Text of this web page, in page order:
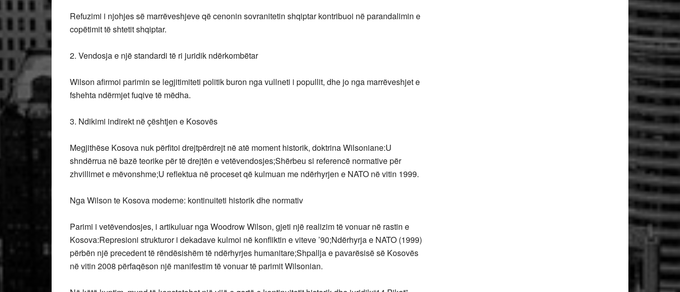
Refuzimi i njohjes së marrëveshjeve që cenonin sovranitetin shqiptar kontribuoi në parandalimin e
copëtimit të shtetit shqiptar.
2. Vendosja e një standardi të ri juridik ndërkombëtar
Wilson afirmoi parimin se legjitimiteti politik buron nga vullneti i popullit, dhe jo nga marrëveshjet e
fshehta ndërmjet fuqive të mëdha.
3. Ndikimi indirekt në çështjen e Kosovës
Megjithëse Kosova nuk përfitoi drejtpërdrejt në atë moment historik, doktrina Wilsoniane:U
shndërrua në bazë teorike për të drejtën e vetëvendosjes;Shërbeu si referencë normative për
zhvillimet e mëvonshme;U reflektua në proceset që kulmuan me ndërhyrjen e NATO në vitin 1999.
Nga Wilson te Kosova moderne: kontinuiteti historik dhe normativ
Parimi i vetëvendosjes, i artikuluar nga Woodrow Wilson, gjeti një realizim të vonuar në rastin e
Kosova:Represioni strukturor i dekadave kulmoi në konfliktin e viteve ’90;Ndërhyrja e NATO (1999)
përbën një precedent të rëndësishëm të ndërhyrjes humanitare;Shpallja e pavarësisë së Kosovës
në vitin 2008 përfaqëson një manifestim të vonuar të parimit Wilsonian.